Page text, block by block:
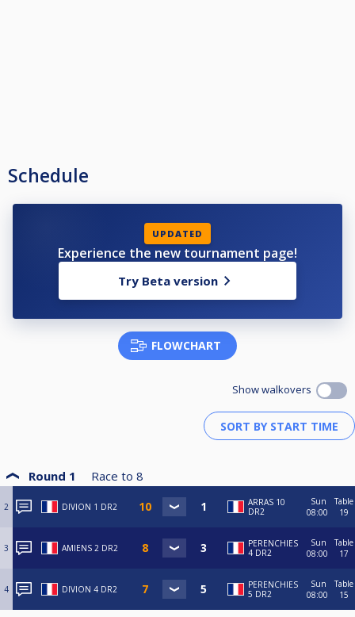
Schedule
UPDATED
Experience the new tournament page!
Try Beta version
FLOWCHART
Show walkovers
Round 1 Race to 8
2 DIVION 1 DR2
ARRAS 10
DR2
Sun
08:00
Table
19
3 AMIENS 2 DR2
PERENCHIES
4 DR2
Sun
08:00
Table
17
4 DIVION 4 DR2
PERENCHIES
5 DR2
Sun
08:00
Table
15